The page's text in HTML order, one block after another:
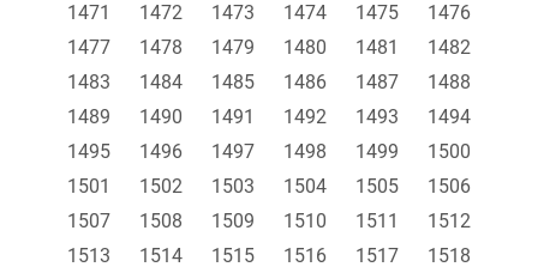
1471
1472 1473 1474 1475
1476
1477
1478 1479 1480 1481
1482
1483
1484 1485 1486 1487
1488
1489
1490 1491 1492 1493
1494
1495
1496 1497 1498 1499
1500
1501
1502 1503 1504 1505
1506
1507
1508 1509 1510 1511
1512
1513
1514 1515 1516 1517
1518